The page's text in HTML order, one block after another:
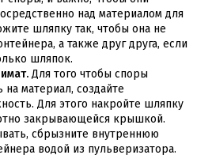
над материалом для
шляпку так, чтобы она не
а также друг друга, если
шляпок.
Для того чтобы споры
на материал, создайте
Для этого накройте шляпку
закрывающейся крышкой.
сбрызните внутреннюю
водой из пульверизатора.